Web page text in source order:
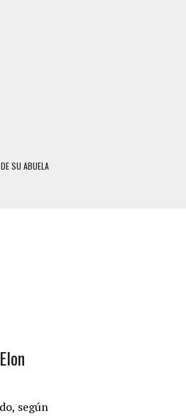
SU ABUELA
NUEVE DEL
según